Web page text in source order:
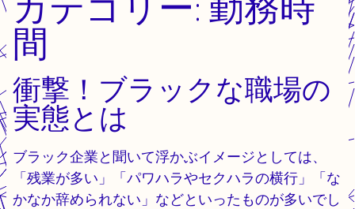
間
衝撃！ブラックな職場の
実態とは
ブラック企業と聞いて浮かぶイメージとしては、
「残業が多い」「パワハラやセクハラの横行」「な
かなか辞められない」などといったものが多いでし